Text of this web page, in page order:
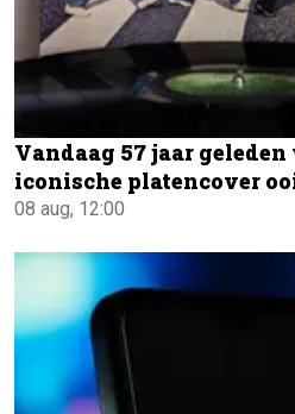
Vandaag 57 jaar geleden
iconische platencover
08 aug, 12:00